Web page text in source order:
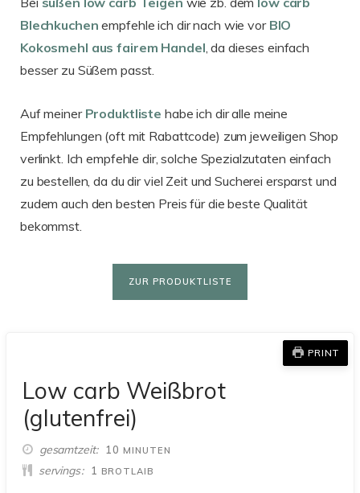
Blechkuchen empfehle ich dir nach wie vor BIO
Kokosmehl aus fairem Handel , da dieses einfach
besser zu Süßem passt.
Auf meiner Produktliste habe ich dir alle meine
Empfehlungen (oft mit Rabattcode) zum jeweiligen Shop
verlinkt. Ich empfehle dir, solche Spezialzutaten einfach
zu bestellen, da du dir viel Zeit und Sucherei ersparst und
zudem auch den besten Preis für die beste Qualität
bekommst.
ZUR PRODUKTLISTE
PRINT
Low carb Weißbrot
(glutenfrei)
gesamtzeit 10 MINUTEN
MINUTEN
servings 1 BROTLAIB